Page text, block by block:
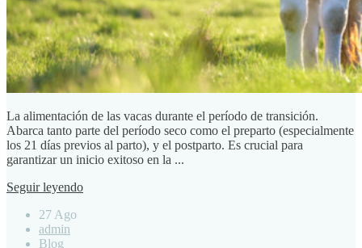
La alimentación de las vacas durante el período de transición.
Abarca tanto parte del período seco como el preparto (especialmente
los 21 días previos al parto), y el postparto. Es crucial para
garantizar un inicio exitoso en la ...
Seguir leyendo
27 Ago
admin
Blog